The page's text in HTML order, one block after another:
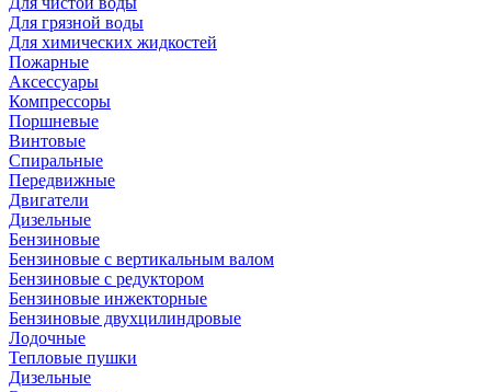
Для грязной воды
Для химических жидкостей
Пожарные
Аксессуары
Компрессоры
Поршневые
Винтовые
Спиральные
Передвижные
Двигатели
Дизельные
Бензиновые
Бензиновые с вертикальным валом
Бензиновые с редуктором
Бензиновые инжекторные
Бензиновые двухцилиндровые
Лодочные
Тепловые пушки
Дизельные